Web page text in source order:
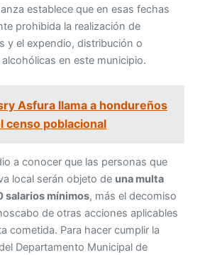
establece que en esas fechas
prohibida la realización de
y el expendio, distribución o
en este municipio.
Asfura llama a hondureños
censo poblacional
a conocer que las personas que
local serán objeto de una multa
salarios mínimos, más el decomiso
de otras acciones aplicables
cometida. Para hacer cumplir la
Departamento Municipal de